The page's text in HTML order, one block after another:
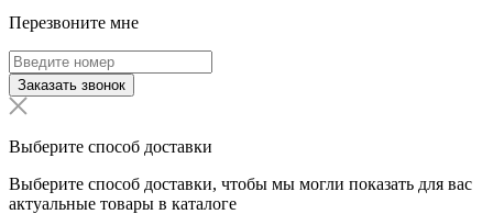
Перезвоните мне
Заказать звонок
Выберите способ доставки
Выберите способ доставки, чтобы мы могли показать для вас
актуальные товары в каталоге